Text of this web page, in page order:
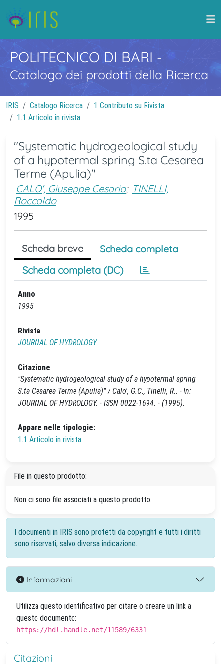
POLITECNICO DI BARI -
Catalogo dei prodotti della Ricerca
IRIS Catalogo Ricerca
1 Contributo su Rivista
1.1 Articolo in rivista
"Systematic hydrogeological study
of a hypotermal spring S.ta Cesarea
Terme (Apulia)"
CALO', Giuseppe Cesario; TINELLI,
Roccaldo
1995
Scheda breve
Scheda completa
Scheda completa (DC)
Anno
1995
Rivista
JOURNAL OF HYDROLOGY
Citazione
"Systematic hydrogeological study of a hypotermal spring
S.ta Cesarea Terme (Apulia)" / Calo', G.C., Tinelli, R.. - In:
JOURNAL OF HYDROLOGY. - ISSN 0022-1694. - (1995).
Appare nelle tipologie:
1.1 Articolo in rivista
File in questo prodotto:
Non ci sono file associati a questo prodotto.
I documenti in IRIS sono protetti da copyright e tutti i diritti
sono riservati, salvo diversa indicazione.
Informazioni
Utilizza questo identificativo per citare o creare un link a
questo documento:
https://hdl.handle.net/11589/6331
Citazioni